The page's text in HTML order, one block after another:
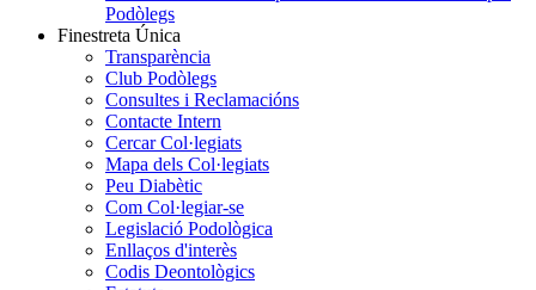
Podòlegs
Finestreta Única
Transparència
Club Podòlegs
Consultes i Reclamacións
Contacte Intern
Cercar Col·legiats
Mapa dels Col·legiats
Peu Diabètic
Com Col·legiar-se
Legislació Podològica
Enllaços d'interès
Codis Deontològics